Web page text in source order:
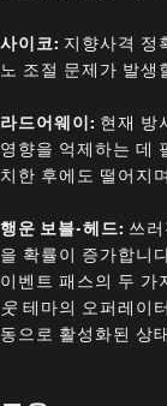
사이코: 지향사격 정
노 조절 문제가 발생
라드어웨이: 현재 방
영향을 억제하는 데
치한 후에도 떨어지
행운 보블-헤드: 쓰
을 확률이 증가합니
이벤트 패스의 두 가
웃 테마의 오퍼레이
동으로 활성화된 상